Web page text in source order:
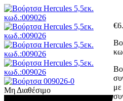
Μη Διαθέσιμο
€
με